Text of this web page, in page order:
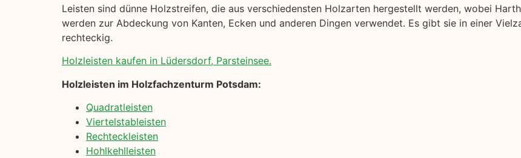
Leisten sind dünne Holzstreifen, die aus verschiedensten Holzarten hergestellt werden, wobei
werden zur Abdeckung von Kanten, Ecken und anderen Dingen verwendet. Es gibt sie in einer
rechteckig.
Holzleisten kaufen in Lüdersdorf, Parsteinsee.
Holzleisten im Holzfachzenturm Potsdam:
Quadratleisten
Viertelstableisten
Rechteckleisten
Hohlkehlleisten